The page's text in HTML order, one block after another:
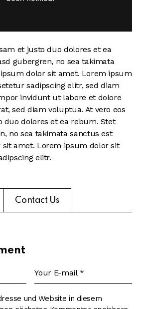
et justo duo dolores et ea
gubergren, no sea takimata
dolor sit amet. Lorem ipsum
sadipscing elitr, sed diam
invidunt ut labore et dolore
sed diam voluptua. At vero eos
duo dolores et ea rebum. Stet
no sea takimata sanctus est
amet. Lorem ipsum dolor sit
elitr.
Contact Us
und Website in diesem